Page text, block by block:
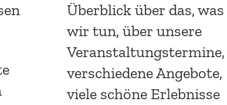
Überblick über das, was
wir tun, über unsere
Veranstaltungstermine,
verschiedene Angebote,
viele schöne Erlebnisse